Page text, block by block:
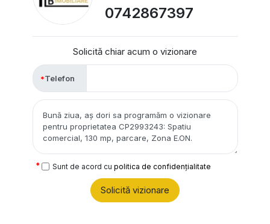
0742867397
Solicită chiar acum o vizionare
Telefon
Sunt de acord cu politica de confidențialitate
Solicită vizionare